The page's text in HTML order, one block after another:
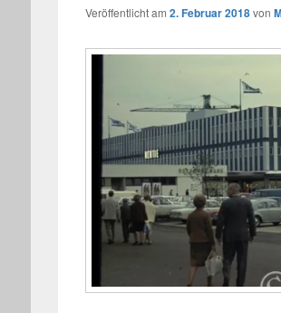
Veröffentlicht am 2. Februar 2018von